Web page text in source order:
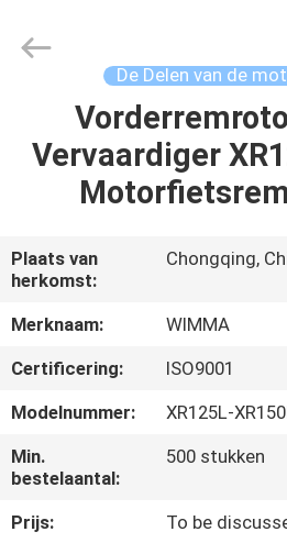
THUIS
PRODUCTEN
VIDEO'S
OVER
ONS
Spare
Parts
De Delen van de
Vervaardiger
Plaats van
herkomst:
Chongqing,
Merknaam:
WIMMA
Certificering:
ISO9001
Modelnummer:
XR125L-
Min.
bestelaantal:
500 stukken
Prijs:
To be